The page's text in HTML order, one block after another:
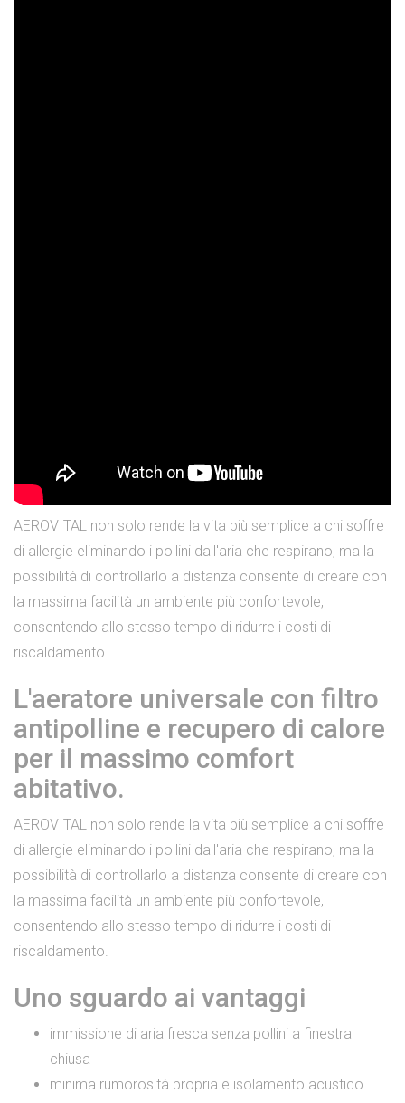
AEROVITAL non solo rende la vita più semplice a chi soffre
di allergie eliminando i pollini dall'aria che respirano, ma la
possibilità di controllarlo a distanza consente di creare con
la massima facilità un ambiente più confortevole,
consentendo allo stesso tempo di ridurre i costi di
riscaldamento.
L'aeratore universale con filtro
antipolline e recupero di calore
per il massimo comfort
abitativo.
AEROVITAL non solo rende la vita più semplice a chi soffre
di allergie eliminando i pollini dall'aria che respirano, ma la
possibilità di controllarlo a distanza consente di creare con
la massima facilità un ambiente più confortevole,
consentendo allo stesso tempo di ridurre i costi di
riscaldamento.
Uno sguardo ai vantaggi
immissione di aria fresca senza pollini a finestra
chiusa
minima rumorosità propria e isolamento acustico